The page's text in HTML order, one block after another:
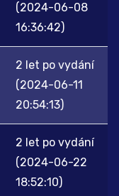
(2024-06-08
16:36:42)
2 let po vydání
(2024-06-11
20:54:13)
2 let po vydání
(2024-06-22
18:52:10)